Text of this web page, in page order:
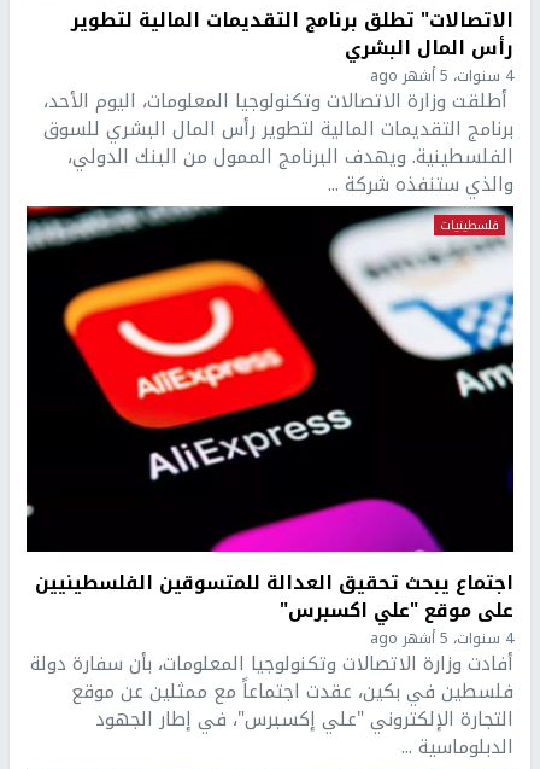
الاتصالات" تطلق برنامج التقديمات المالية لتطوير
رأس المال البشري
4 سنوات، 5 أشهر ago
أطلقت وزارة الاتصالات وتكنولوجيا المعلومات، اليوم الأحد،
برنامج التقديمات المالية لتطوير رأس المال البشري للسوق
الفلسطينية. ويهدف البرنامج الممول من البنك الدولي،
والذي ستنفذه شركة ...
فلسطينيات
اجتماع يبحث تحقيق العدالة للمتسوقين الفلسطينيين
على موقع "علي اكسبرس"
4 سنوات، 5 أشهر ago
أفادت وزارة الاتصالات وتكنولوجيا المعلومات، بأن سفارة دولة
فلسطين في بكين، عقدت اجتماعاً مع ممثلين عن موقع
التجارة الإلكتروني "علي إكسبرس"، في إطار الجهود
الدبلوماسية ...